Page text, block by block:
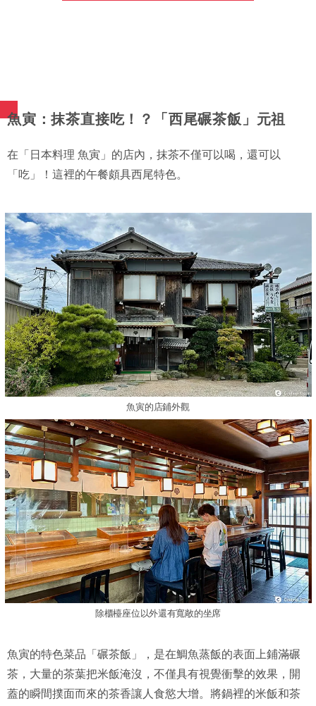
魚寅：抹茶直接吃！？「西尾碾茶飯」元祖
在「日本料理 魚寅」的店內，抹茶不僅可以喝，還可以
「吃」！這裡的午餐頗具西尾特色。
魚寅的店鋪外觀
除櫃檯座位以外還有寬敞的坐席
魚寅的特色菜品「碾茶飯」，是在鯛魚蒸飯的表面上鋪滿碾
茶，大量的茶葉把米飯淹沒，不僅具有視覺衝擊的效果，開
蓋的瞬間撲面而來的茶香讓人食慾大增。將鍋裡的米飯和茶